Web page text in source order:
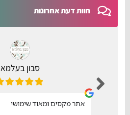
חוות דעת אחרונות
סבון בעלמא
אתר מקסים ומאוד שימושי